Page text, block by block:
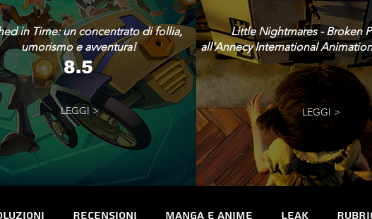
in Time: un concentrato di follia,
umorismo e avventura!
8.5
LEGGI >
Little Nightmares - Broken
all’Annecy International Animation
LEGGI >
Recensioni Manga e Anime Leak